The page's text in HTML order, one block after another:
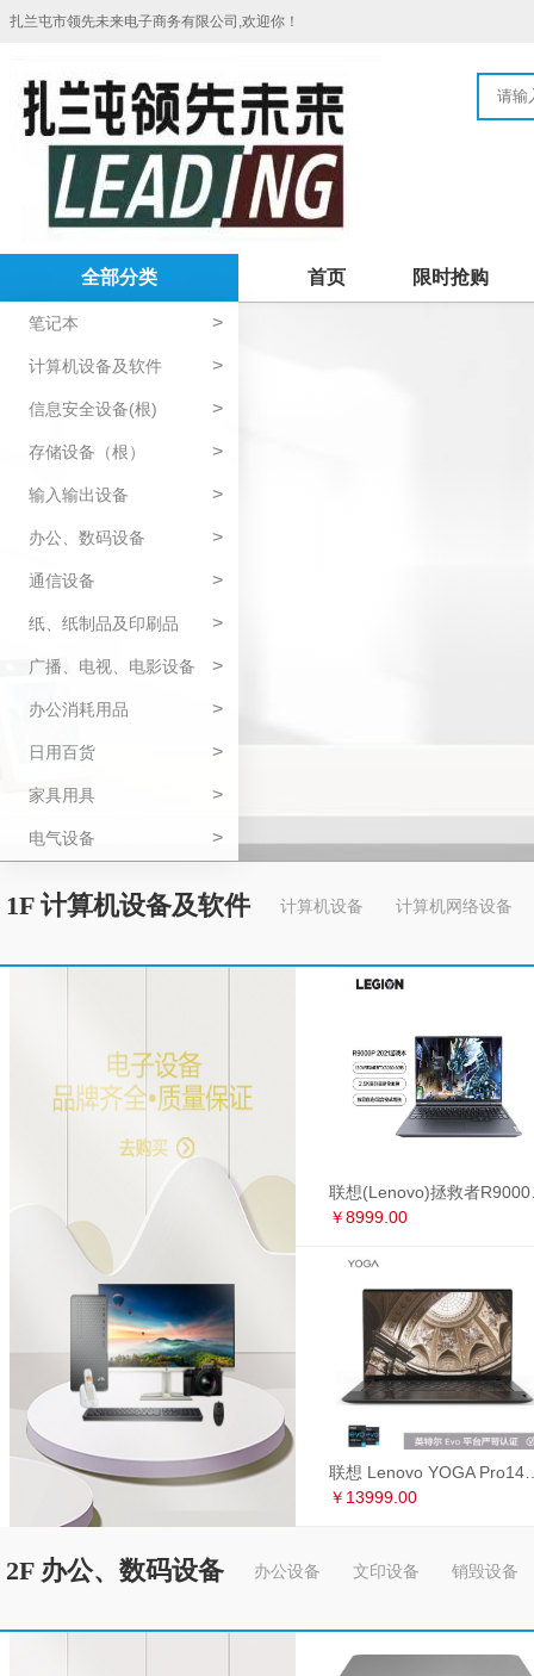
扎兰屯市领先未来电子商务有限公司,欢迎你！
全部分类
笔记本 >
计算机设备及软件 >
信息安全设备(根) >
存储设备（根） >
输入输出设备 >
办公、数码设备 >
通信设备 >
纸、纸制品及印刷品 >
广播、电视、电影设备 >
办公消耗用品 >
日用百货 >
家具用具 >
电气设备 >
首页 限时抢购
1F 计算机设备及软件 计算机设备 计算机网络设备
￥8999.00
￥13999.00
2F 办公、数码设备 办公设备 文印设备 销毁设备